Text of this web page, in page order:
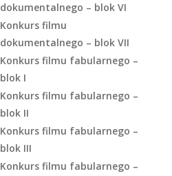
dokumentalnego – blok VI
Konkurs filmu
dokumentalnego – blok VII
Konkurs filmu fabularnego –
blok I
Konkurs filmu fabularnego –
blok II
Konkurs filmu fabularnego –
blok III
Konkurs filmu fabularnego –